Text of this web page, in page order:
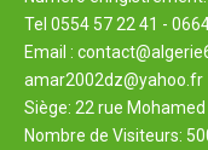
Tel 0554 57 22 41 -
Email :
amar2002dz@yahoo.fr
Siège: 22 rue
Nombre de Visiteurs: